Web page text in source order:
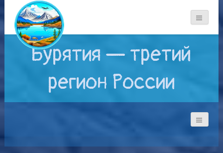
Бурятия — третий
регион России